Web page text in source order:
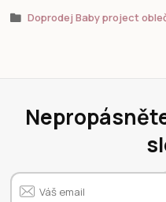
Doprodej Baby project